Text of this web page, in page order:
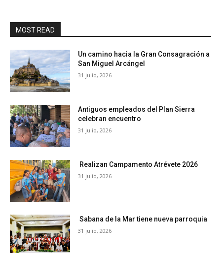
MOST READ
Un camino hacia la Gran Consagración a
San Miguel Arcángel
31 julio, 2026
Antiguos empleados del Plan Sierra
celebran encuentro
31 julio, 2026
Realizan Campamento Atrévete 2026
31 julio, 2026
Sabana de la Mar tiene nueva parroquia
31 julio, 2026